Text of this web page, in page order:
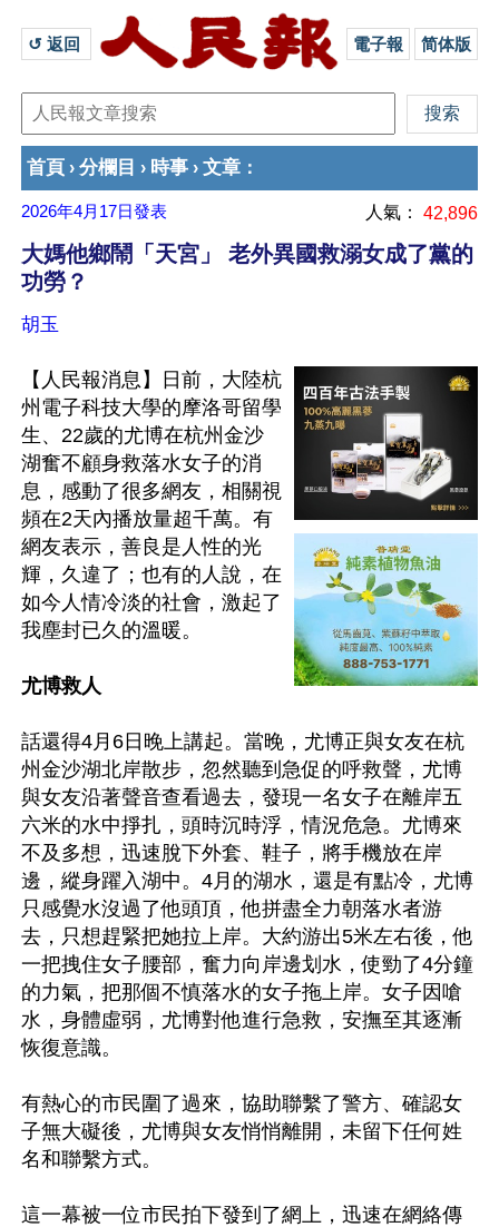
↺ 返回 電子報 简体版
首頁 › 分欄目 › 時事 › 文章 ：
2026年4月17日發表 人氣： 42,896
大媽他鄉鬧「天宮」 老外異國救溺女成了黨的
功勞？
胡玉
【人民報消息】日前，大陸杭
州電子科技大學的摩洛哥留學
生、22歲的尤博在杭州金沙
湖奮不顧身救落水女子的消
息，感動了很多網友，相關視
頻在2天內播放量超千萬。有
網友表示，善良是人性的光
輝，久違了；也有的人說，在
如今人情冷淡的社會，激起了
我塵封已久的溫暖。
尤博救人
話還得4月6日晚上講起。當晚，尤博正與女友在杭
州金沙湖北岸散步，忽然聽到急促的呼救聲，尤博
與女友沿著聲音查看過去，發現一名女子在離岸五
六米的水中掙扎，頭時沉時浮，情況危急。尤博來
不及多想，迅速脫下外套、鞋子，將手機放在岸
邊，縱身躍入湖中。4月的湖水，還是有點冷，尤博
只感覺水沒過了他頭頂，他拼盡全力朝落水者游
去，只想趕緊把她拉上岸。大約游出5米左右後，他
一把拽住女子腰部，奮力向岸邊划水，使勁了4分鐘
的力氣，把那個不慎落水的女子拖上岸。女子因嗆
水，身體虛弱，尤博對他進行急救，安撫至其逐漸
恢復意識。
有熱心的市民圍了過來，協助聯繫了警方、確認女
子無大礙後，尤博與女友悄悄離開，未留下任何姓
名和聯繫方式。
這一幕被一位市民拍下發到了網上，迅速在網絡傳